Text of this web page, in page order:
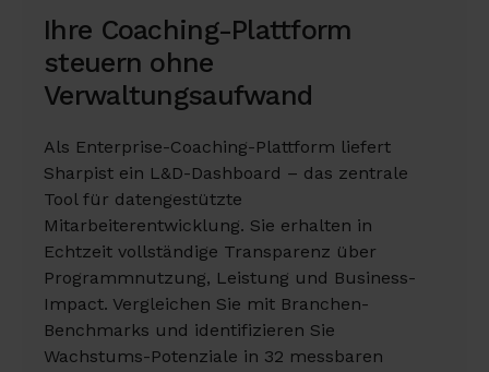
Ihre Coaching-Plattform
steuern ohne
Verwaltungsaufwand
Als Enterprise-Coaching-Plattform liefert
Sharpist ein L&D-Dashboard – das zentrale
Tool für datengestützte
Mitarbeiterentwicklung. Sie erhalten in
Echtzeit vollständige Transparenz über
Programmnutzung, Leistung und Business-
Impact. Vergleichen Sie mit Branchen-
Benchmarks und identifizieren Sie
Wachstums-Potenziale in 32 messbaren